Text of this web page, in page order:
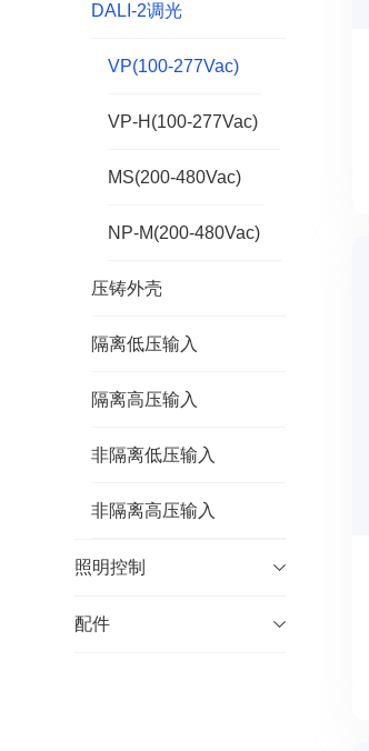
DALI-2调光
VP(100-277Vac)
VP-H(100-277Vac)
MS(200-480Vac)
NP-M(200-480Vac)
压铸外壳
隔离低压输入
隔离高压输入
非隔离低压输入
非隔离高压输入
照明控制
配件